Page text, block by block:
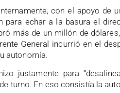
con el apoyo de
echar a la basura el
más de un millón de
General incurrió en el
autonomía.
justamente para
turno. En eso consistía la